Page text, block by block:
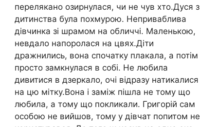
перелякано озирнулася, чи не чув хто.Дуся з
дитинства була похмурою. Неприваблива
дівчинка зі шрамом на обличчі. Маленькою,
невдало напоролася на цвях.Діти
дражнились, вона спочатку плакала, а потім
просто замкнулася в собі. Не любила
дивитися в дзеркало, очі відразу натикалися
на цю мітку.Вона і заміж пішла не тому що
любила, а тому що покликали. Григорій сам
особою не вийшов, тому у дівчат попитом не